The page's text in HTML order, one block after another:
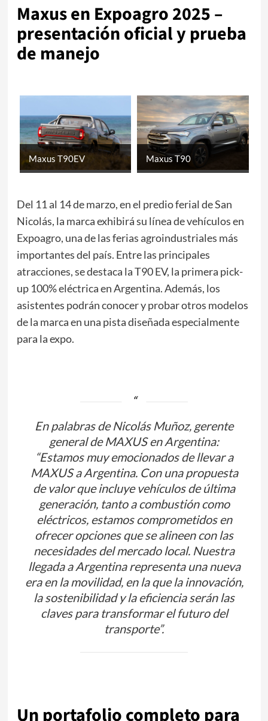
Maxus en Expoagro 2025 –
presentación oficial y prueba
de manejo
Maxus T90EV Maxus T90
Del 11 al 14 de marzo, en el predio ferial de San
Nicolás, la marca exhibirá su línea de vehículos en
Expoagro, una de las ferias agroindustriales más
importantes del país. Entre las principales
atracciones, se destaca la T90 EV, la primera pick-
up 100% eléctrica en Argentina. Además, los
asistentes podrán conocer y probar otros modelos
de la marca en una pista diseñada especialmente
para la expo.
En palabras de Nicolás Muñoz, gerente
general de MAXUS en Argentina:
“Estamos muy emocionados de llevar a
MAXUS a Argentina. Con una propuesta
de valor que incluye vehículos de última
generación, tanto a combustión como
eléctricos, estamos comprometidos en
ofrecer opciones que se alineen con las
necesidades del mercado local. Nuestra
llegada a Argentina representa una nueva
era en la movilidad, en la que la innovación,
la sostenibilidad y la eficiencia serán las
claves para transformar el futuro del
transporte”.
Un portafolio completo para